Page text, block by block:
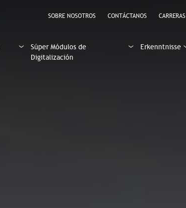
SOBRE NOSOTROS CONTÁCTANOS CARRERAS
Súper Módulos de
Digitalización
Erkenntnisse